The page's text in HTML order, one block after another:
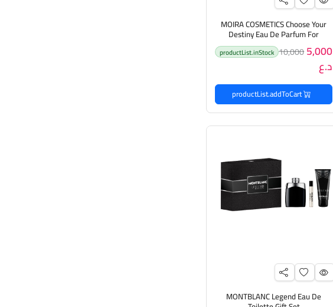
MOIRA COSMETICS Choose Your
Destiny Eau De Parfum For
Women 25ml عطر مويرا للنساء
5,000
د.ع
10,000
productList.inStock
productList.addToCart
MONTBLANC Legend Eau De